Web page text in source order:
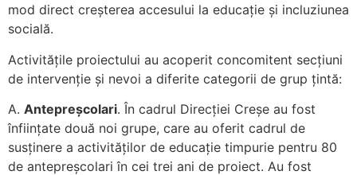
mod direct creșterea accesului la educație și incluziunea
socială.
Activitățile proiectului au acoperit concomitent secțiuni
de intervenție și nevoi a diferite categorii de grup țintă:
A. Antepreșcolari. În cadrul Direcției Creșe au fost
înființate două noi grupe, care au oferit cadrul de
susținere a activităților de educație timpurie pentru 80
de antepreșcolari în cei trei ani de proiect. Au fost